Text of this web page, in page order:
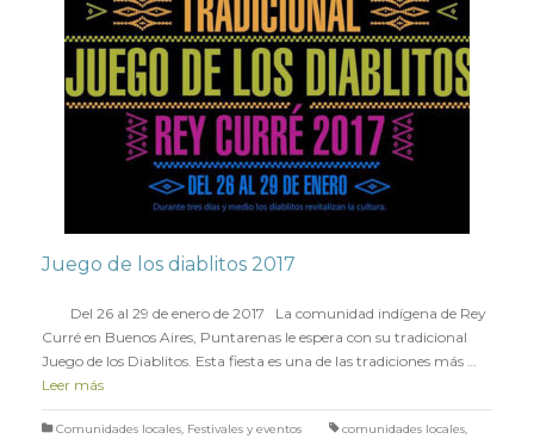
Juego de los diablitos 2017
Del 26 al 29 de enero de 2017 La comunidad indígena de Rey
Curré en Buenos Aires, Puntarenas le espera con su tradicional
Juego de los Diablitos. Esta fiesta es una de las tradiciones más …
Leer más
Comunidades locales, Festivales y eventos comunidades locales,